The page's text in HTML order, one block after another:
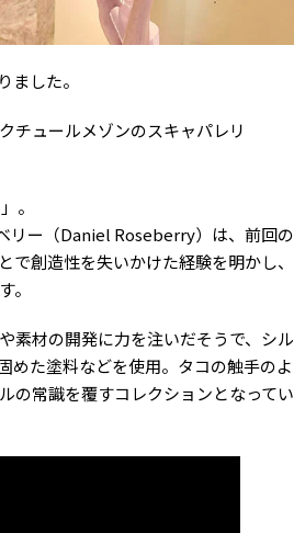
ました。
チュールメゾンのスキャパレリ
。
リー（Daniel Roseberry）は、前回の
創造性を失いかけた経験を明かし、
。
素材の開発に力を注いだそうで、シル
めた塗料などを使用。タコの触手のよ
の常識を覆すコレクションとなってい